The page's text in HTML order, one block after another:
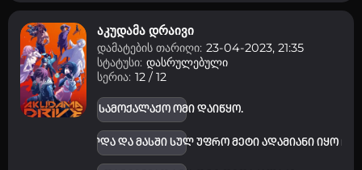
არ დაიმახსოვრო
შესვლა
კოდით შესვლა
აკუდამა დრაივი
დამატების თარიღი: 23-04-2023, 21:35
სტატუსი: დასრულებული
სერია: 12 / 12
იაპონიაში სამოქალაქო ომი დაიწყო.
გავრცელდა და მასში სულ უფრო მეტი ადამიანი იყო